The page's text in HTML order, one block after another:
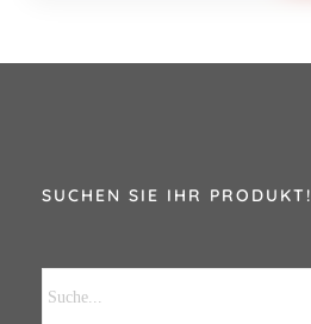
SUCHEN SIE IHR PRODUKT!